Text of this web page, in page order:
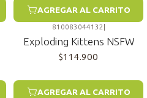
AGREGAR AL CARRITO
810083044132
Exploding Kittens NSFW
$114.900
AGREGAR AL CARRITO